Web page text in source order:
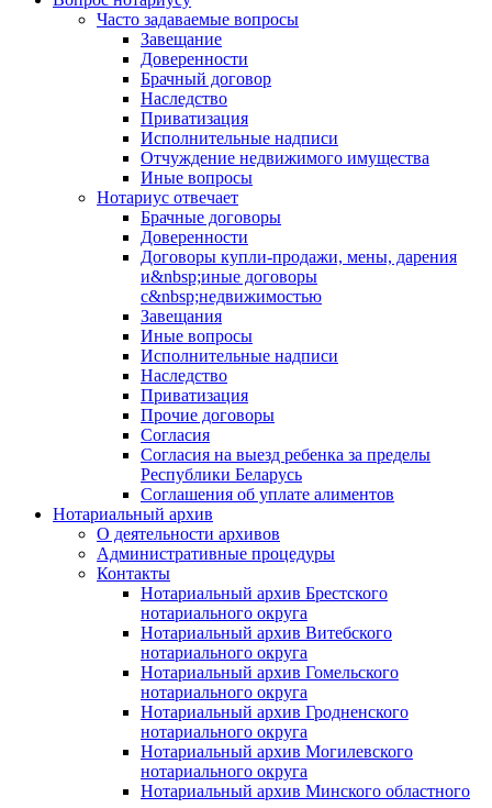
Часто задаваемые вопросы
Завещание
Доверенности
Брачный договор
Наследство
Приватизация
Исполнительные надписи
Отчуждение недвижимого имущества
Иные вопросы
Нотариус отвечает
Брачные договоры
Доверенности
Договоры купли-продажи, мены, дарения
и&nbsp;иные договоры
с&nbsp;недвижимостью
Завещания
Иные вопросы
Исполнительные надписи
Наследство
Приватизация
Прочие договоры
Согласия
Согласия на выезд ребенка за пределы
Республики Беларусь
Соглашения об уплате алиментов
Нотариальный архив
О деятельности архивов
Административные процедуры
Контакты
Нотариальный архив Брестского
нотариального округа
Нотариальный архив Витебского
нотариального округа
Нотариальный архив Гомельского
нотариального округа
Нотариальный архив Гродненского
нотариального округа
Нотариальный архив Могилевского
нотариального округа
Нотариальный архив Минского областного